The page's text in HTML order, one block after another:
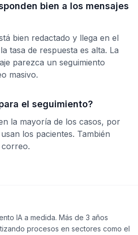
bien a los mensajes
bien redactado y llega en el
tasa de respuesta es alta. La
parezca un seguimiento
masivo.
el seguimiento?
la mayoría de los casos, por
los pacientes. También
IA a medida. Más de 3 años
procesos en sectores como el